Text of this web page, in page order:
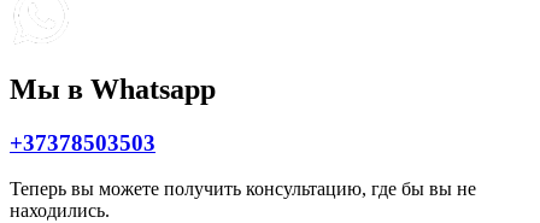
Мы в Whatsapp
+37378503503
Теперь вы можете получить консультацию, где бы вы не
находились.